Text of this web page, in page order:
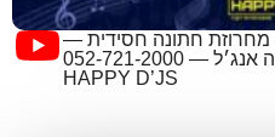
חתונה חסידית —
תקליטן דתי נריה אנג׳ל — 052-721-2000 —
HAPPY D’JS